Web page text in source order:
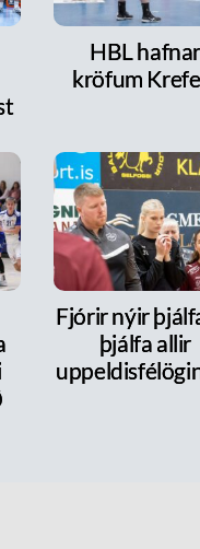
HBL hafnar
kröfum
Fjórir nýir
þjálfa allir